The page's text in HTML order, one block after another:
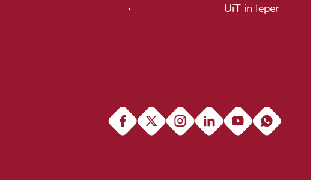
UiT in Ieper
FacebookX (Twitter)InstagramLinkedInYouTubeSoundcloud